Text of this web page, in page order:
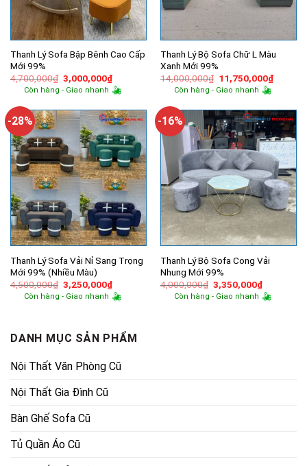
Thanh Lý Sofa Bập Bênh Cao Cấp
Mới 99%
4,700,000₫ Giá
gốc
là:
3,000,000₫Giá
hiện
tại
3,000,000₫.
Còn hàng - Giao nhanh
Thanh Lý Bộ Sofa Chữ L Màu
Xanh Mới 99%
14,000,000₫ Giá
gốc
là:
11,750,000₫Giá
hiện
Còn hàng - Giao nhanh
-28%
Thanh Lý Sofa Vải Nỉ Sang Trọng
Mới 99% (Nhiều Màu)
4,500,000₫ Giá
gốc
là:
3,250,000₫Giá
hiện
tại
Còn hàng - Giao nhanh
-16%
Thanh Lý Bộ Sofa Cong Vải
Nhung Mới 99%
4,000,000₫ Giá
gốc
là:
3,350,000₫Giá
hiện
tại
Còn hàng - Giao nhanh
DANH MỤC SẢN PHẨM
Nội Thất Văn Phòng Cũ
Nội Thất Gia Đình Cũ
Bàn Ghế Sofa Cũ
Tủ Quần Áo Cũ